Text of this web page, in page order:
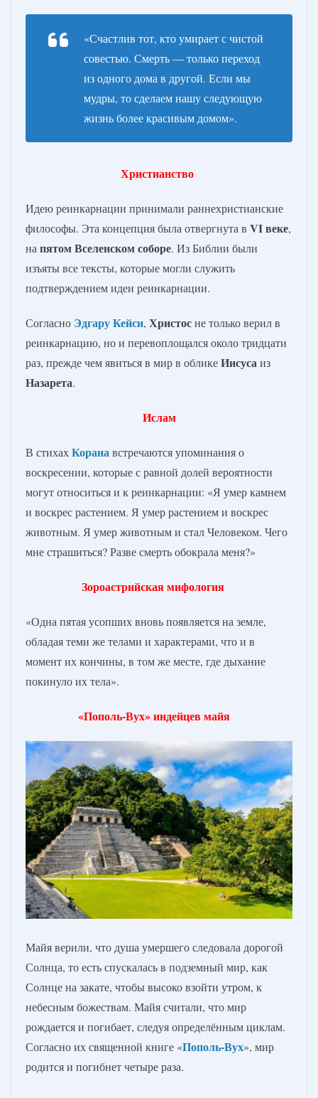
«Счастлив тот, кто умирает с чистой
совестью. Смерть — только переход
из одного дома в другой. Если мы
мудры, то сделаем нашу следующую
жизнь более красивым домом».
Христианство
Идею реинкарнации принимали раннехристианские
философы. Эта концепция была отвергнута в VI веке,
на пятом Вселенском соборе. Из Библии были
изъяты все тексты, которые могли служить
подтверждением идеи реинкарнации.
Согласно Эдгару Кейси, Христосне только верил в
реинкарнацию, но и перевоплощался около тридцати
раз, прежде чем явиться в мир в обликеИисусаиз
Назарета.
Ислам
В стихахКоранавстречаются упоминания о
воскресении, которые с равной долей вероятности
могут относиться и к реинкарнации: «Я умер камнем
и воскрес растением. Я умер растением и воскрес
животным. Я умер животным и стал Человеком. Чего
мне страшиться? Разве смерть обокрала меня?»
Зороастрийская мифология
«Одна пятая усопших вновь появляется на земле,
обладая теми же телами и характерами, что и в
момент их кончины, в том же месте, где дыхание
покинуло их тела».
«Пополь-Вух» индейцев майя
Майя верили, что душа умершего следовала дорогой
Солнца, то есть спускалась в подземный мир, как
Солнце на закате, чтобы высоко взойти утром, к
небесным божествам. Майя считали, что мир
рождается и погибает, следуя определённым циклам.
Согласно их священной книге «Пополь-Вух», мир
родится и погибнет четыре раза.